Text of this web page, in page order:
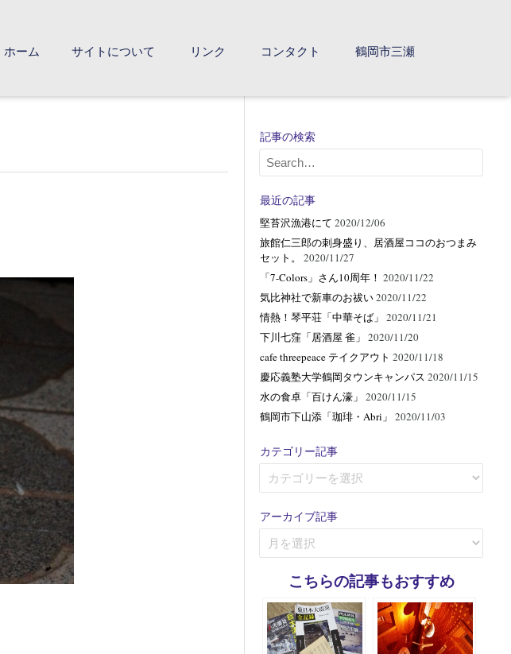
ホーム サイトについて リンク コンタクト 鶴岡市三瀬
記事の検索
最近の記事
堅苔沢漁港にて 2020/12/06
旅館仁三郎の刺身盛り、居酒屋ココのおつまみ
セット。
2020/11/27
「7-Colors」さん10周年！ 2020/11/22
気比神社で新車のお祓い2020/11/22
情熱！琴平荘「中華そば」 2020/11/21
下川七窪「居酒屋 雀」 2020/11/20
cafe threepeace テイクアウト 2020/11/18
慶応義塾大学鶴岡タウンキャンパス 2020/11/15
水の食卓「百けん濠」 2020/11/15
鶴岡市下山添「珈琲・Abri」 2020/11/03
カテゴリー記事
カ
テ
リ
ー
記
アーカイブ記事
ー
ブ
記
事
こちらの記事もおすすめ